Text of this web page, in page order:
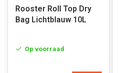
Rooster Roll Top Dry
Bag Lichtblauw 10L
Op voorraad